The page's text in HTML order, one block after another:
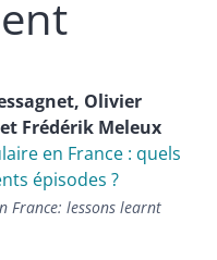
, Olivier
et Frédérik Meleux
en France : quels
épisodes ?
France: lessons learnt